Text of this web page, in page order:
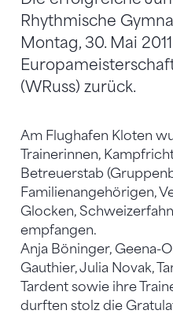
Rhythmische
Montag, 30. Mai
(WRuss) zurück.
Am Flughafen Kloten
Trainerinnen,
Betreuerstab
Familienangehörigen,
Glocken,
empfangen.
Anja Böninger, Geena-
Gauthier, Julia Novak,
Tardent sowie ihre
durften stolz die